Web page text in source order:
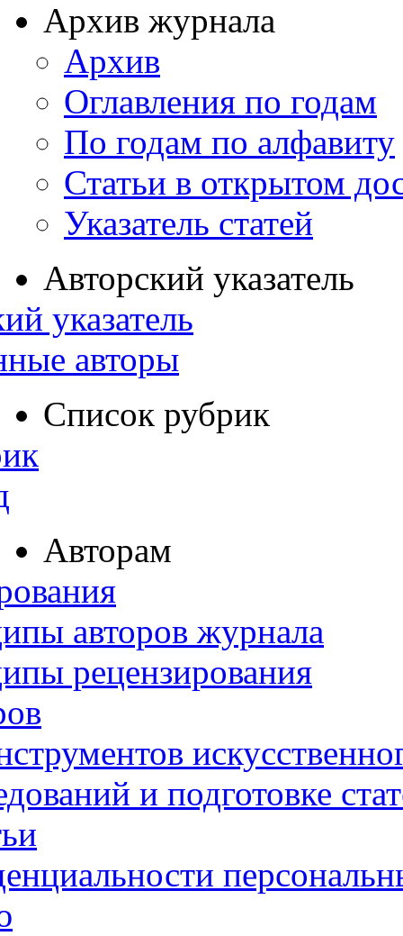
Архив журнала
Архив
Оглавления по годам
По годам по алфавиту
Статьи в открытом
Указатель статей
Авторский указатель
указатель
авторы
Список рубрик
Авторам
авторов журнала
рецензирования
и подготовке